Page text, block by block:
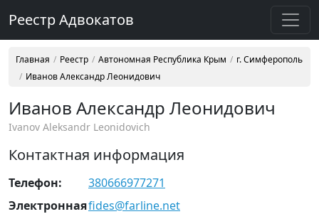
Реестр Адвокатов
Главная Реестр Автономная Республика Крым
г. Симферополь
Иванов Александр Леонидович
Иванов Александр Леонидович
Ivanov Aleksandr Leonidovich
Контактная информация
Телефон:
380666977271
Электроннаяfides@farline.net